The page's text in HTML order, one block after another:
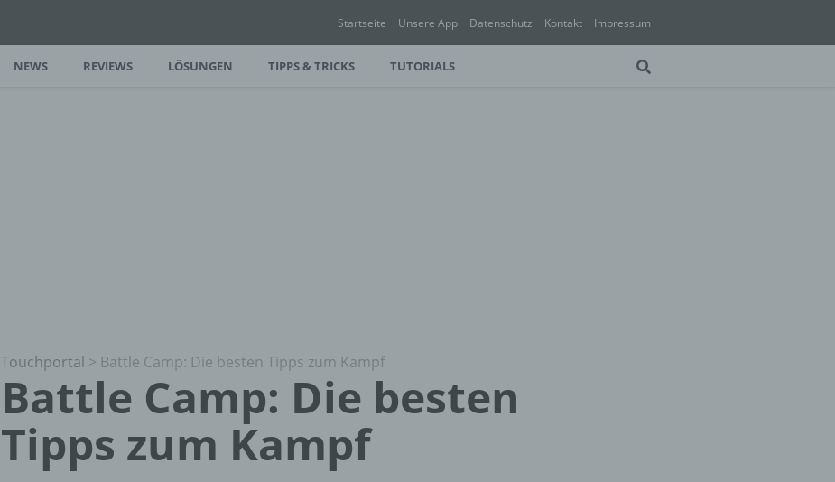
Startseite Unsere App Datenschutz Kontakt Impressum
NEWS REVIEWS LÖSUNGEN TIPPS & TRICKS TUTORIALS
Touchportal > Battle Camp: Die besten Tipps zum Kampf
Battle Camp: Die besten
Tipps zum Kampf